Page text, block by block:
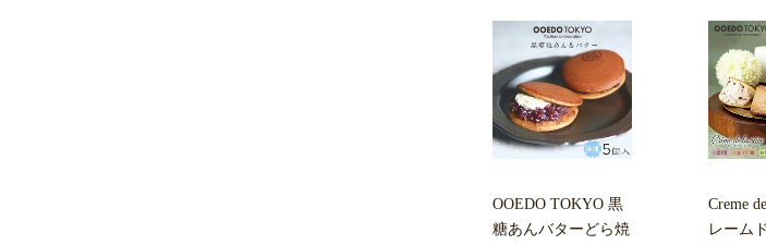
OOEDO TOKYO 黒
糖あんバターどら焼
Creme
レーム